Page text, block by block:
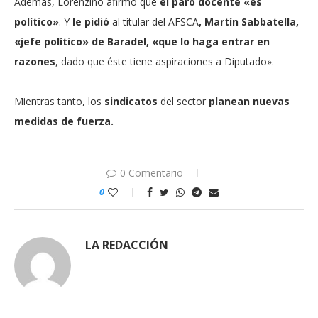
político». Y le pidió al titular del AFSCA, Martín Sabbatella,
«jefe político» de Baradel, «que lo haga entrar en
razones, dado que éste tiene aspiraciones a Diputado».
Mientras tanto, los sindicatos del sector planean nuevas
medidas de fuerza.
0 Comentario
0
LA REDACCIÓN